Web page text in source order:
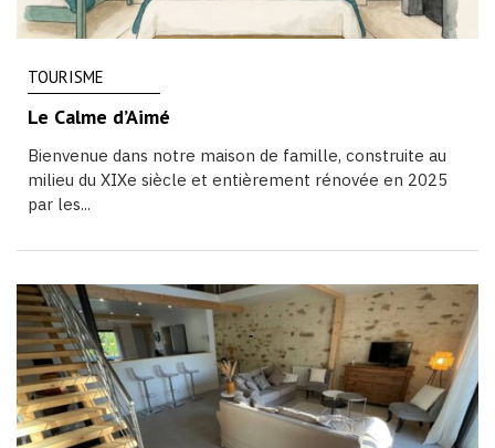
TOURISME
Le Calme d’Aimé
Bienvenue dans notre maison de famille, construite au
milieu du XIXe siècle et entièrement rénovée en 2025
par les...